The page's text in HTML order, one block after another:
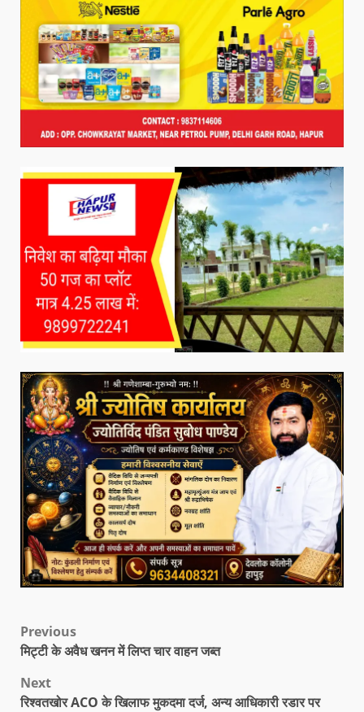
Previous
मिट्टी के अवैध खनन में लिप्त चार वाहन जब्त
Next
रिश्वतखोर ACO के खिलाफ मुकदमा दर्ज, अन्य आधिकारी रडार पर